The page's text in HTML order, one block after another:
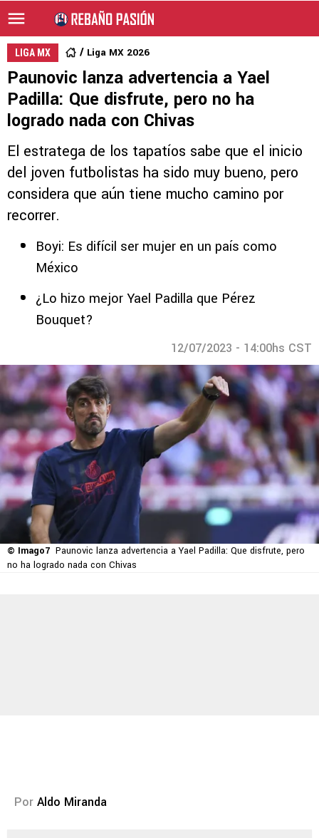
LIGA MX Liga MX 2026
Paunovic lanza advertencia a Yael
Padilla: Que disfrute, pero no ha
logrado nada con Chivas
El estratega de los tapatíos sabe que el inicio
del joven futbolistas ha sido muy bueno, pero
considera que aún tiene mucho camino por
recorrer.
Boyi: Es difícil ser mujer en un país como
México
¿Lo hizo mejor Yael Padilla que Pérez
Bouquet?
12/07/2023 - 14:00hs CST
© Imago7 Paunovic lanza advertencia a Yael Padilla: Que disfrute, pero
no ha logrado nada con Chivas
Por Aldo Miranda